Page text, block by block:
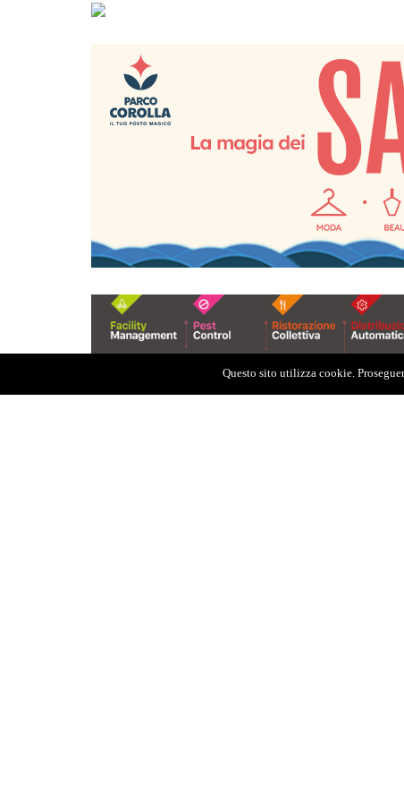
Questo sito utilizza cookie.